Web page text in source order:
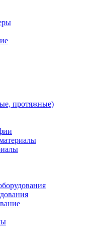
протяжные)